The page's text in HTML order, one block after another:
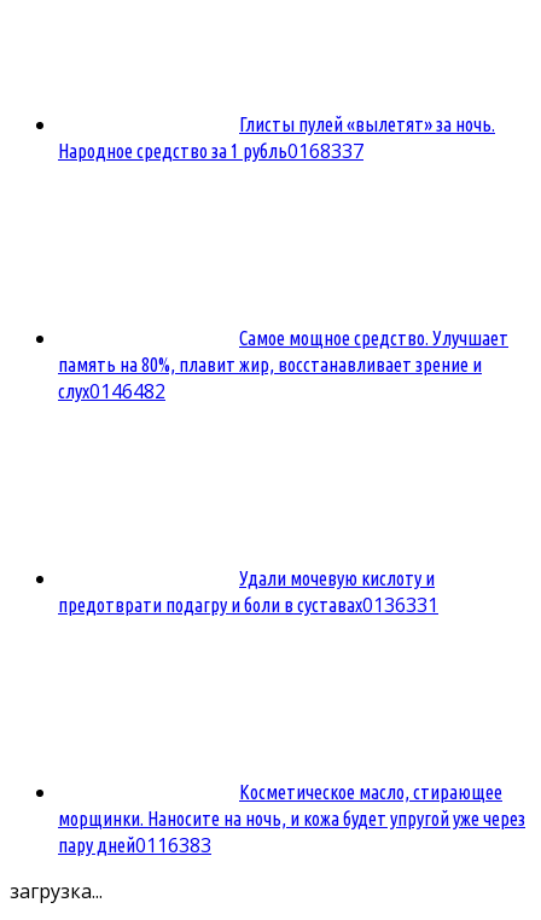
Глисты пулей «вылетят» за ночь.
Народное средство за 1 рубль0168337
Самое мощное средство. Улучшает
память на 80%, плавит жир, восстанавливает зрение и
слух0146482
Удали мочевую кислоту и
предотврати подагру и боли в суставах0136331
Косметическое масло, стирающее
морщинки. Наносите на ночь, и кожа будет упругой уже через
пару дней0116383
загрузка...